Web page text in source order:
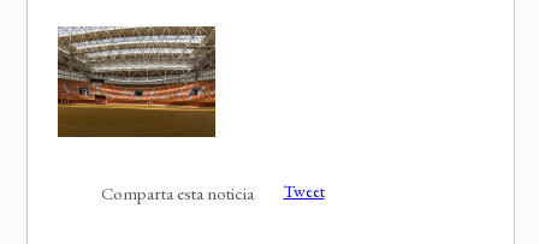
Comparta esta noticia Tweet